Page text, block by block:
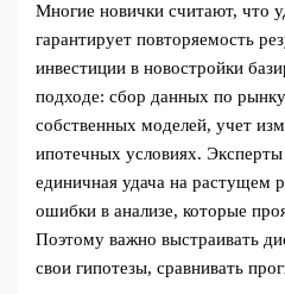
Многие новички считают, что
гарантирует повторяемость
инвестиции в новостройки
подходе: сбор данных по
собственных моделей, учет
ипотечных условиях.
единичная удача на растущем
ошибки в анализе, которые
Поэтому важно выстраивать
свои гипотезы, сравнивать